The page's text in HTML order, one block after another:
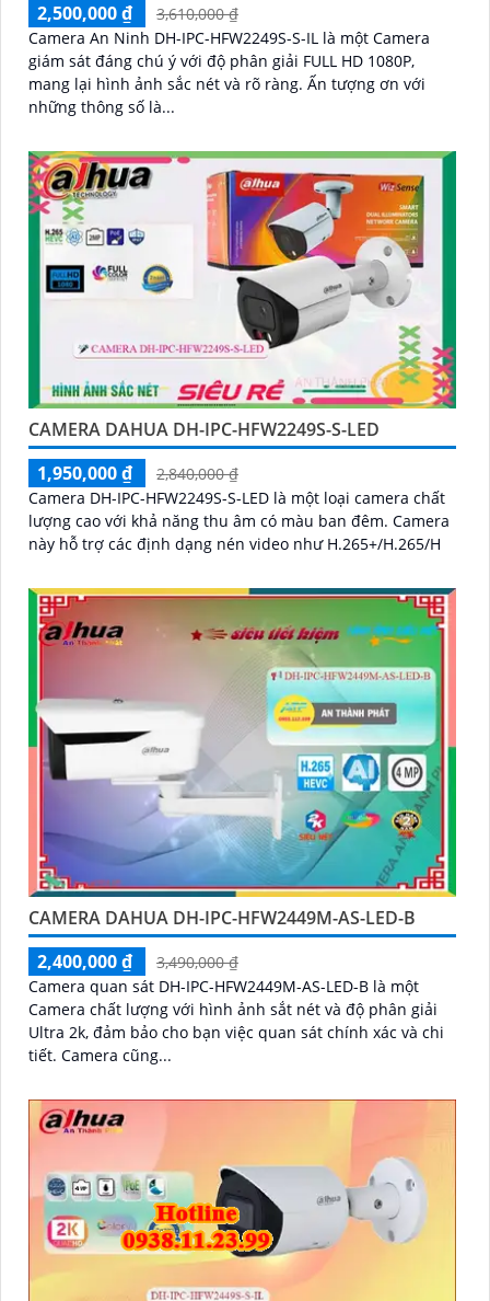
2,500,000 ₫
3,610,000 ₫
Camera An Ninh DH-IPC-HFW2249S-S-IL là một Camera
giám sát đáng chú ý với độ phân giải FULL HD 1080P,
mang lại hình ảnh sắc nét và rõ ràng. Ấn tượng ơn với
những thông số là...
CAMERA DAHUA DH-IPC-HFW2249S-S-LED
1,950,000 ₫
2,840,000 ₫
Camera DH-IPC-HFW2249S-S-LED là một loại camera chất
lượng cao với khả năng thu âm có màu ban đêm. Camera
này hỗ trợ các định dạng nén video như H.265+/H.265/H
CAMERA DAHUA DH-IPC-HFW2449M-AS-LED-B
2,400,000 ₫
3,490,000 ₫
Camera quan sát DH-IPC-HFW2449M-AS-LED-B là một
Camera chất lượng với hình ảnh sắt nét và độ phân giải
Ultra 2k, đảm bảo cho bạn việc quan sát chính xác và chi
tiết. Camera cũng...